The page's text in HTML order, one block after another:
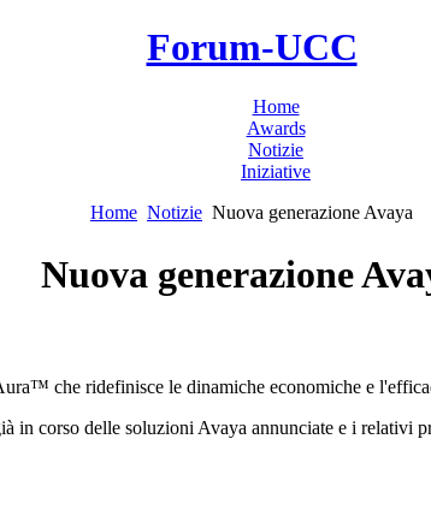
Forum-UCC
Home
Awards
Notizie
Iniziative
Home Notizie Nuova generazione Avaya
Nuova generazione
che ridefinisce le dinamiche economiche e
in corso delle soluzioni Avaya annunciate e i relativi